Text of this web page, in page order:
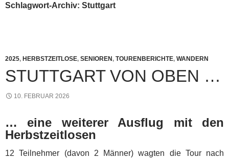
Schlagwort-Archiv: Stuttgart
2025, HERBSTZEITLOSE, SENIOREN, TOURENBERICHTE, WANDERN
STUTTGART VON OBEN …
10. FEBRUAR 2026
… eine weiterer Ausflug mit den
Herbstzeitlosen
12 Teilnehmer (davon 2 Männer) wagten die Tour nach